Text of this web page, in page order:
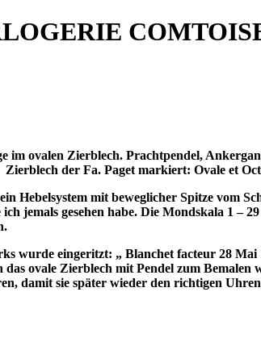
im ovalen Zierblech. Prachtpendel,
Zierblech der Fa. Paget markiert: Ovale et
Hebelsystem mit beweglicher Spitze vom
jemals gesehen habe. Die Mondskala 1
wurde eingeritzt: „ Blanchet facteur 28
ovale Zierblech mit Pendel zum
damit sie später wieder den richtigen